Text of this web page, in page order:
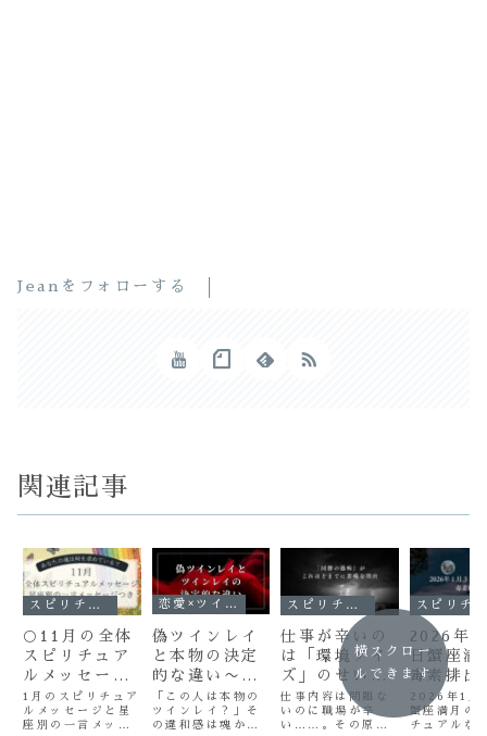
Jeanをフォローする
関連記事
スピリチュアル
🌕11月の全体
スピリチュア
ルメッセージ
｜星座別の一
言メッセージ
1月のスピリチュア
ルメッセージと星
座別の一言メッセ
恋愛×ツインレイ
偽ツインレイ
と本物の決定
的な違い〜あ
なたの違和感
は魂のサイ
「この人は本物の
ツインレイ？」そ
の違和感は魂から
スピリチュアル
仕事が辛いの
は「環境ノイ
ズ」のせいか
も！？感受性
が高い人が自
仕事内容は問題な
いのに職場が辛
い……。その原因
2026年
日蟹座満
毒素排出
2026年1月
蟹座満月の
チュアルな
横スクロー
ルできます